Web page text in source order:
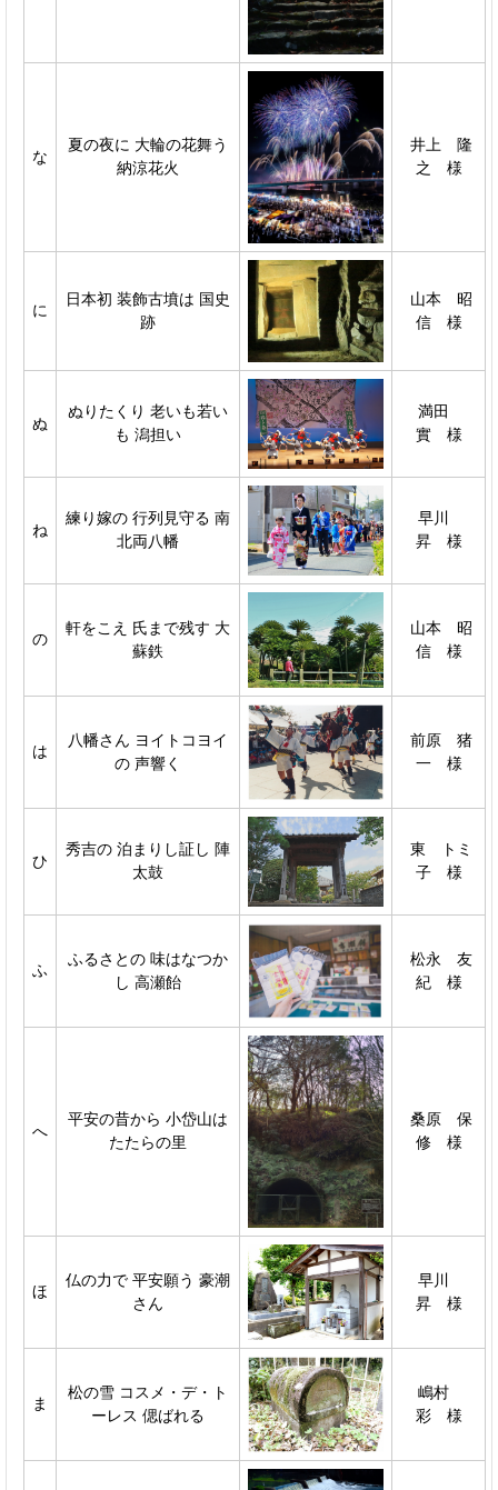
な
夏の夜に 大輪の花舞う
納涼花火
井上 隆
之 様
に
日本初 装飾古墳は 国史
跡
山本 昭
信 様
ぬ
ぬりたくり 老いも若い
も 潟担い
満田
實 様
ね
練り嫁の 行列見守る 南
北両八幡
早川
昇 様
の
軒をこえ 氏まで残す 大
蘇鉄
山本 昭
信 様
は
八幡さん ヨイトコヨイ
の 声響く
前原 猪
一 様
ひ
秀吉の 泊まりし証し 陣
太鼓
東 トミ
子 様
ふ
ふるさとの 味はなつか
し 高瀬飴
松永 友
紀 様
へ
平安の昔から 小岱山は
たたらの里
桑原 保
修 様
ほ
仏の力で 平安願う 豪潮
さん
早川
昇 様
ま
松の雪 コスメ・デ・ト
ーレス 偲ばれる
嶋村
彩 様